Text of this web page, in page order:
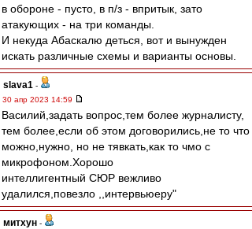
в обороне - пусто, в п/з - впритык, зато
атакующих - на три команды.
И некуда Абаскалю деться, вот и вынужден
искать различные схемы и варианты основы.
slava1 -
30 апр 2023 14:59
Василий,задать вопрос,тем более журналисту,
тем более,если об этом договорились,не то что
можно,нужно, но не тявкать,как то чмо с
микрофоном.Хорошо
интеллигентный СЮР вежливо
удалился,повезло ,,интервьюеру"
митхун -